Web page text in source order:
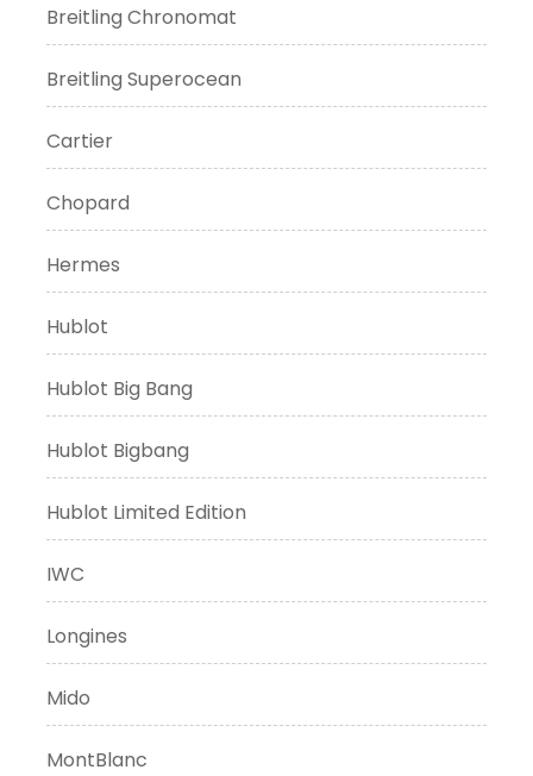
Breitling Chronomat
Breitling Superocean
Cartier
Chopard
Hermes
Hublot
Hublot Big Bang
Hublot Bigbang
Hublot Limited Edition
IWC
Longines
Mido
MontBlanc